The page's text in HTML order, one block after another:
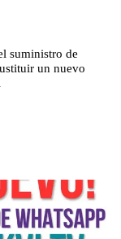
suministro de
un nuevo